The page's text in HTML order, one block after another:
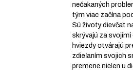
nečakaných
tým viac začína
Sú životy dievčat
skrývajú za
hviezdy otvárajú
zdieľaním svojich
premene nielen u